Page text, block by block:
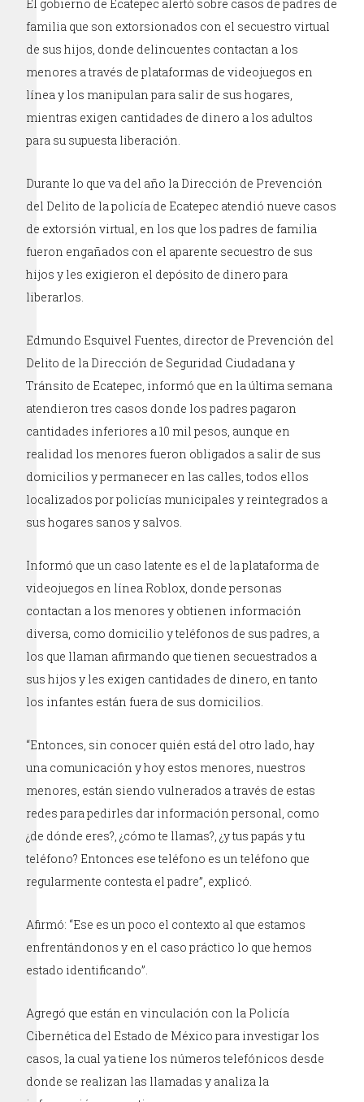
El gobierno de Ecatepec alertó sobre casos de padres de
familia que son extorsionados con el secuestro virtual
de sus hijos, donde delincuentes contactan a los
menores a través de plataformas de videojuegos en
línea y los manipulan para salir de sus hogares,
mientras exigen cantidades de dinero a los adultos
para su supuesta liberación.
Durante lo que va del año la Dirección de Prevención
del Delito de la policía de Ecatepec atendió nueve casos
de extorsión virtual, en los que los padres de familia
fueron engañados con el aparente secuestro de sus
hijos y les exigieron el depósito de dinero para
liberarlos.
Edmundo Esquivel Fuentes, director de Prevención del
Delito de la Dirección de Seguridad Ciudadana y
Tránsito de Ecatepec, informó que en la última semana
atendieron tres casos donde los padres pagaron
cantidades inferiores a 10 mil pesos, aunque en
realidad los menores fueron obligados a salir de sus
domicilios y permanecer en las calles, todos ellos
localizados por policías municipales y reintegrados a
sus hogares sanos y salvos.
Informó que un caso latente es el de la plataforma de
videojuegos en línea Roblox, donde personas
contactan a los menores y obtienen información
diversa, como domicilio y teléfonos de sus padres, a
los que llaman afirmando que tienen secuestrados a
sus hijos y les exigen cantidades de dinero, en tanto
los infantes están fuera de sus domicilios.
“Entonces, sin conocer quién está del otro lado, hay
una comunicación y hoy estos menores, nuestros
menores, están siendo vulnerados a través de estas
redes para pedirles dar información personal, como
¿de dónde eres?, ¿cómo te llamas?, ¿y tus papás y tu
teléfono? Entonces ese teléfono es un teléfono que
regularmente contesta el padre”, explicó.
Afirmó: “Ese es un poco el contexto al que estamos
enfrentándonos y en el caso práctico lo que hemos
estado identificando”.
Agregó que están en vinculación con la Policía
Cibernética del Estado de México para investigar los
casos, la cual ya tiene los números telefónicos desde
donde se realizan las llamadas y analiza la